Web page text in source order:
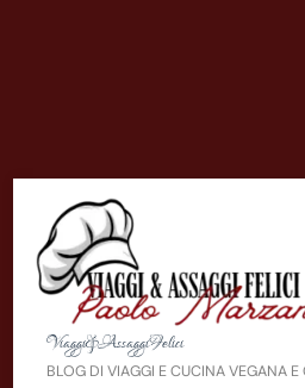
Viaggi&AssaggiFelici
BLOG DI VIAGGI E CUCINA VEGANA E